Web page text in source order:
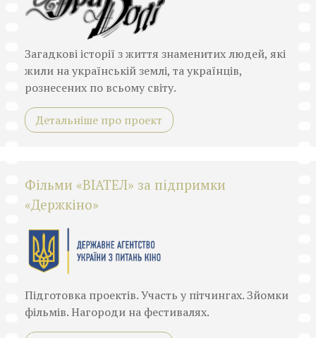
Загадкові історії з життя знаменитих людей, які
жили на українській землі, та українців,
рознесених по всьому світу.
Детальніше про проект
Фільми «ВІАТЕЛ» за підпримки
«Держкіно»
Підготовка проектів. Участь у пітчингах. Зйомки
фільмів. Нагороди на фестивалях.